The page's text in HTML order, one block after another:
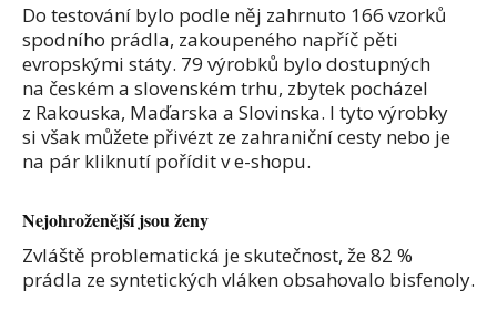
Do testování bylo podle něj zahrnuto 166 vzorků
spodního prádla, zakoupeného napříč pěti
evropskými státy. 79 výrobků bylo dostupných
na českém a slovenském trhu, zbytek pocházel
z Rakouska, Maďarska a Slovinska. I tyto výrobky
si však můžete přivézt ze zahraniční cesty nebo je
na pár kliknutí pořídit v e-shopu.
Nejohroženější jsou ženy
Zvláště problematická je skutečnost, že 82 %
prádla ze syntetických vláken obsahovalo bisfenoly.